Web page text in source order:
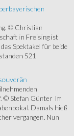
© Christian
in Freising ist
Spektakel für beide
521
© Stefan Günter Im
Damals hieß
vergangen. Nun